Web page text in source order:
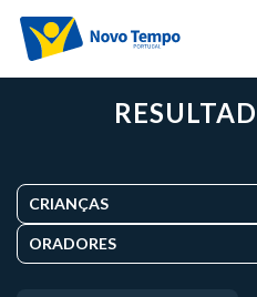
CRIANÇAS
ORADORES